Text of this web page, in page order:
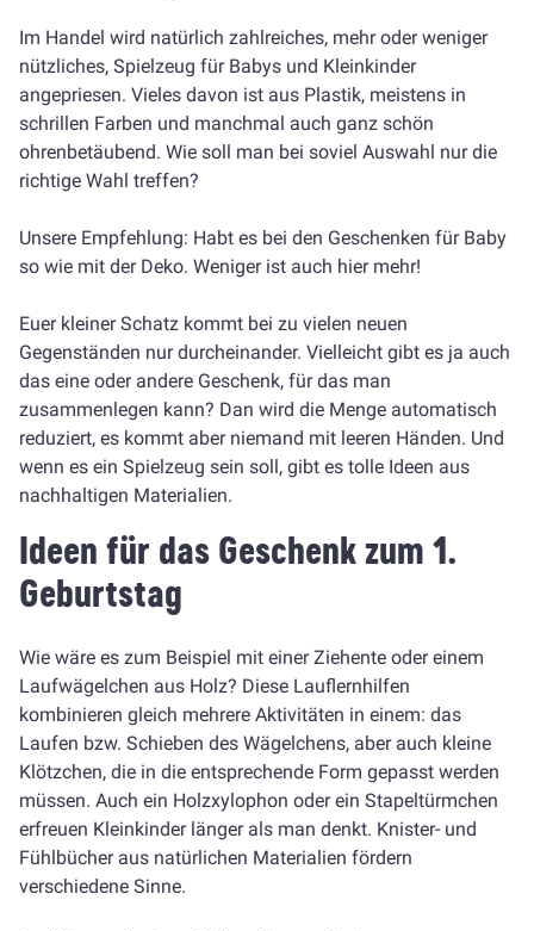
Im Handel wird natürlich zahlreiches, mehr oder weniger
nützliches, Spielzeug für Babys und Kleinkinder
angepriesen. Vieles davon ist aus Plastik, meistens in
schrillen Farben und manchmal auch ganz schön
ohrenbetäubend. Wie soll man bei soviel Auswahl nur die
richtige Wahl treffen?
Unsere Empfehlung: Habt es bei den Geschenken für Baby
so wie mit der Deko. Weniger ist auch hier mehr!
Euer kleiner Schatz kommt bei zu vielen neuen
Gegenständen nur durcheinander. Vielleicht gibt es ja auch
das eine oder andere Geschenk, für das man
zusammenlegen kann? Dan wird die Menge automatisch
reduziert, es kommt aber niemand mit leeren Händen. Und
wenn es ein Spielzeug sein soll, gibt es tolle Ideen aus
nachhaltigen Materialien.
Ideen für das Geschenk zum 1.
Geburtstag
Wie wäre es zum Beispiel mit einer Ziehente oder einem
Laufwägelchen aus Holz? Diese Lauflernhilfen
kombinieren gleich mehrere Aktivitäten in einem: das
Laufen bzw. Schieben des Wägelchens, aber auch kleine
Klötzchen, die in die entsprechende Form gepasst werden
müssen. Auch ein Holzxylophon oder ein Stapeltürmchen
erfreuen Kleinkinder länger als man denkt. Knister- und
Fühlbücher aus natürlichen Materialien fördern
verschiedene Sinne.